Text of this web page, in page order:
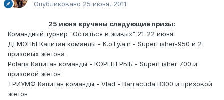
Опубликовано 25 июня, 2011
25 июня вручены следующие призы:
Командный турнир "Остаться в живых" 21-22 июня
ДЕМОНЫ Капитан команды - K.o.l.y.a.n - SuperFisher-950 и 2
призовых жетона
Polaris Капитан команды - КОРЕШ РЫБ - SuperFisher 700 и
призовой жетон
ТРИУМФ Капитан команды - Vlad - Barracuda B300 и призовой
жетон